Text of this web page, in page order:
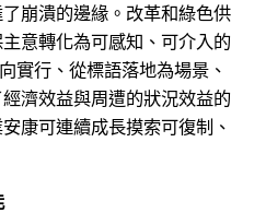
崩潰的邊緣。改革和綠色供
意轉化為可感知、可介入的
實行、從標語落地為場景、
濟效益與周遭的狀況效益的
康可連續成長摸索可復制、